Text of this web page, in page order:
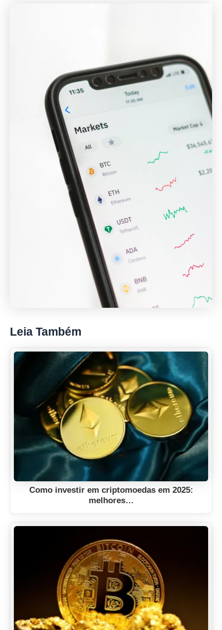
Leia Também
Como investir em criptomoedas em 2025:
melhores…